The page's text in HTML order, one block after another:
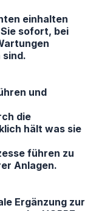
einhalten
sofort, bei
sind.
und
die
hält was sie
führen zu
Anlagen.
Ergänzung zur